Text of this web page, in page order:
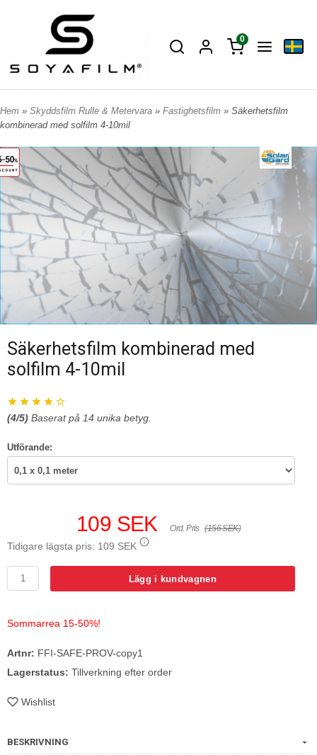
0
Hem » Skyddsfilm Rulle & Metervara » Fastighetsfilm » Säkerhetsfilm
kombinerad med solfilm 4-10mil
Säkerhetsfilm kombinerad med
solfilm 4-10mil
(4/5) Baserat på 14 unika betyg.
Utförande:
109 SEK Ord. Pris (156 SEK)
Tidigare lägsta pris: 109 SEK
Lägg i kundvagnen
Sommarrea 15-50%!
Artnr: FFI-SAFE-PROV-copy1
Lagerstatus: Tillverkning efter order
Wishlist
BESKRIVNING